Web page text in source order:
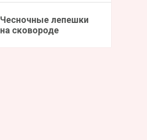
Чесночные лепешки
на сковороде